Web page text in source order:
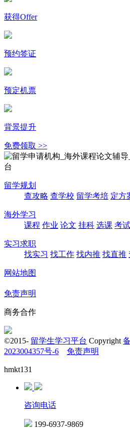
获得Offer
预约签证
预定机票
背景提升
免费领取 >>
留学规划
查攻略 查学校 留学考培 定方
海外学习
课程 作业 论文 挂科 选课 考试
实习求职
找实习 找工作 找内推 找直推
网站地图
免责声明
商务合作
©2015- 留学生学习平台 Copyright
2023004357号-6
免责声明
hmkt131
咨询电话
199-6937-9869